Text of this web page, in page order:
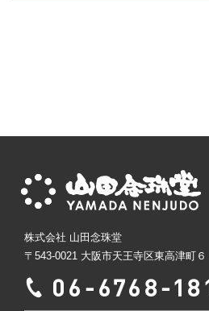
株式会社 山田念珠堂
〒543-0021 大阪市天王寺区東高津町６